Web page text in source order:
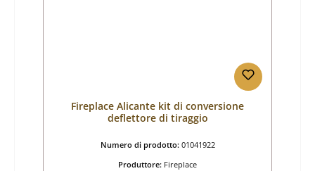
Fireplace Alicante kit di conversione
deflettore di tiraggio
Numero di prodotto: 01041922
Produttore: Fireplace